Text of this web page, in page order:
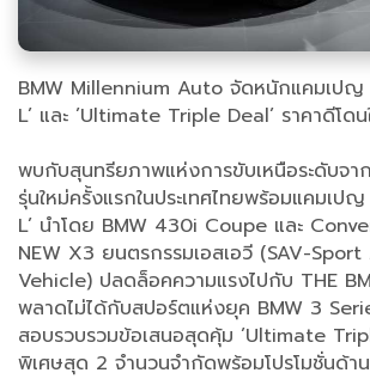
BMW Millennium Auto จัดหนักแคมเป
L’ และ ’Ultimate Triple Deal’ ราคาดีโดน
พบกับสุนทรียภาพแห่งการขับเหนือระดับจา
รุ่นใหม่ครั้งแรกในประเทศไทยพร้อมแคมเ
L’ นำโดย BMW 430i Coupe และ
NEW X3 ยนตรกรรมเอสเอวี (SAV-
Vehicle) ปลดล็อคความแรงไปกับ THE
พลาดไม่ได้กับสปอร์ตแห่งยุค BMW 3
สอบรวบรวมข้อเสนอสุดคุ้ม ’Ultimate
พิเศษสุด 2 จำนวนจำกัดพร้อมโปรโมชั่นด้า